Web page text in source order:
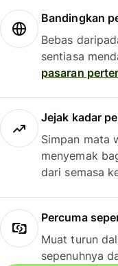
Bandingkan
Bebas
sentiasa
pasaran
Jejak kadar
Simpan mata
menyemak
dari semasa
Percuma
Muat turun
sepenuhnya